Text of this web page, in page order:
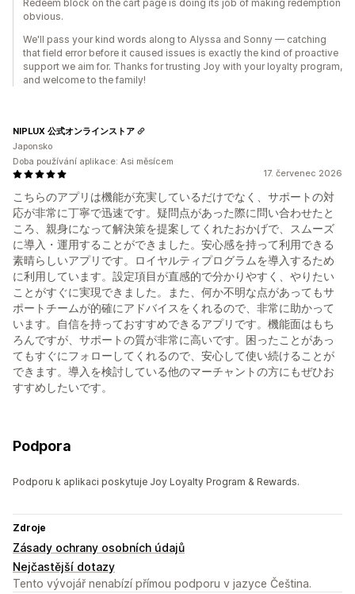
Redeem block on the cart page is doing its job of making redemption
obvious.
We'll pass your kind words along to Alyssa and Sonny — catching
that field error before it caused issues is exactly the kind of proactive
support we aim for. Thanks for trusting Joy with your loyalty program,
and welcome to the family!
17. červenec 2026
こちらのアプリは機能が充実しているだけでなく、サポートの対
応が非常に丁寧で迅速です。疑問点があった際に問い合わせたと
ころ、親身になって解決策を提案してくれたおかげで、スムーズ
に導入・運用することができました。安心感を持って利用できる
素晴らしいアプリです。ロイヤルティプログラムを導入するため
に利用しています。設定項目が直感的で分かりやすく、やりたい
ことがすぐに実現できました。また、何か不明な点があってもサ
ポートチームが的確にアドバイスをくれるので、非常に助かって
います。自信を持っておすすめできるアプリです。機能面はもち
ろんですが、サポートの質が非常に高いです。困ったことがあっ
てもすぐにフォローしてくれるので、安心して使い続けることが
できます。導入を検討している他のマーチャントの方にもぜひお
すすめしたいです。
NIPLUX 公式オンラインストア
Japonsko
Doba používání aplikace: Asi měsícem
Podpora
Podporu k aplikaci poskytuje Joy Loyalty Program & Rewards.
Zdroje
Zásady ochrany osobních údajů
Nejčastější dotazy
Tento vývojář nenabízí přímou podporu v jazyce Čeština.